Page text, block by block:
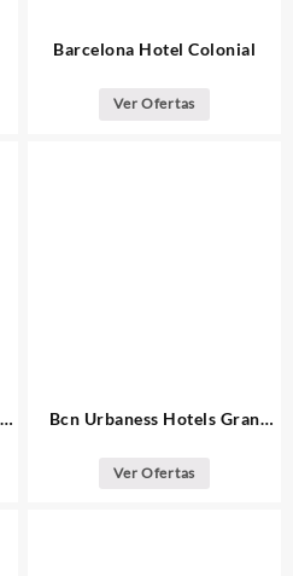
Barcelona Hotel Colonial
Ver Ofertas
Bcn Urbaness Hotels Gran
Ver Ofertas